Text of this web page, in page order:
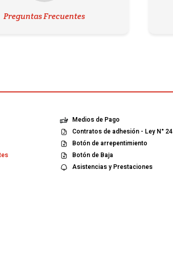
Preguntas Frecuentes
Medios de Pago
Contratos de adhesión - Ley N°
Botón de arrepentimiento
Botón de Baja
Asistencias y Prestaciones